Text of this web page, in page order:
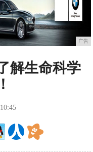
广告
解生命科学